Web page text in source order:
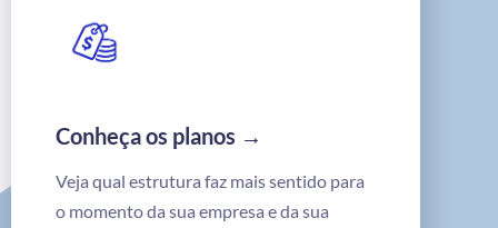
Conheça os planos →
Veja qual estrutura faz mais sentido para
o momento da sua empresa e da sua